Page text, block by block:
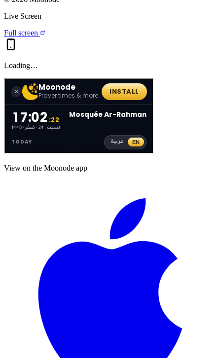
Live Screen
Full screen
Loading…
View on the Moonode app